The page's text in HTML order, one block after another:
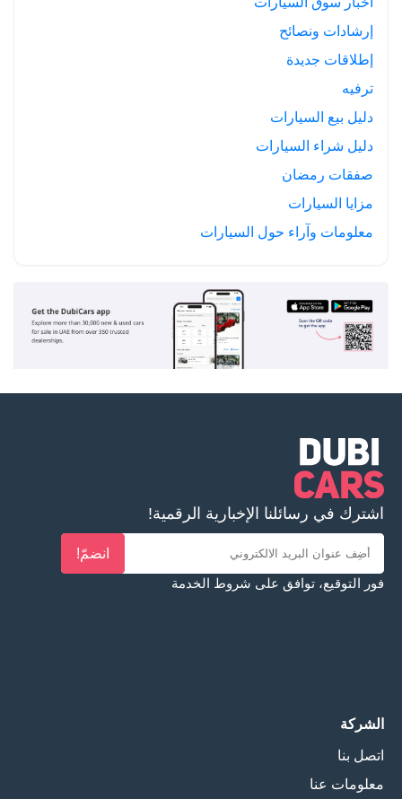
إرشادات ونصائح
إطلاقات جديدة
ترفيه
دليل بيع السيارات
دليل شراء السيارات
صفقات رمضان
مزايا السيارات
معلومات وآراء حول السيارات
اشترك في رسائلنا الإخبارية الرقمية!
انضمّ!
فور التوقيع، توافق على شروط الخدمة
الشركة
اتصل بنا
معلومات عنا